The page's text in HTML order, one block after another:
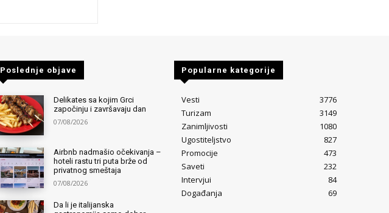
Poslednje objave
Delikates sa kojim Grci
započinju i završavaju dan
07/08/2026
Airbnb nadmašio očekivanja –
hoteli rastu tri puta brže od
privatnog smeštaja
07/08/2026
Da li je italijanska
Popularne kategorije
Vesti
3776
Turizam
3149
Zanimljivosti
1080
Ugostiteljstvo
827
Promocije
473
Saveti
232
Intervjui
84
Događanja
69